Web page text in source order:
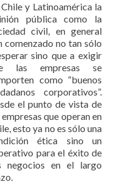
Chile y Latinoamérica la
pública como la
civil, en general
comenzado no tan sólo
sino que a exigir
las empresas se
como “buenos
corporativos”.
el punto de vista de
empresas que operan en
esto ya no es sólo una
ética sino un
para el éxito de
negocios en el largo